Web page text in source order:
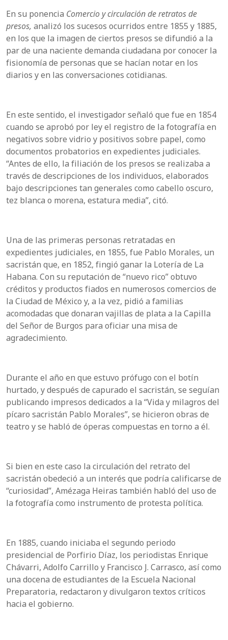
En su ponencia Comercio y circulación de retratos de
presos, analizó los sucesos ocurridos entre 1855 y 1885,
en los que la imagen de ciertos presos se difundió a la
par de una naciente demanda ciudadana por conocer la
fisionomía de personas que se hacían notar en los
diarios y en las conversaciones cotidianas.
En este sentido, el investigador señaló que fue en 1854
cuando se aprobó por ley el registro de la fotografía en
negativos sobre vidrio y positivos sobre papel, como
documentos probatorios en expedientes judiciales.
“Antes de ello, la filiación de los presos se realizaba a
través de descripciones de los individuos, elaborados
bajo descripciones tan generales como cabello oscuro,
tez blanca o morena, estatura media”, citó.
Una de las primeras personas retratadas en
expedientes judiciales, en 1855, fue Pablo Morales, un
sacristán que, en 1852, fingió ganar la Lotería de La
Habana. Con su reputación de “nuevo rico” obtuvo
créditos y productos fiados en numerosos comercios de
la Ciudad de México y, a la vez, pidió a familias
acomodadas que donaran vajillas de plata a la Capilla
del Señor de Burgos para oficiar una misa de
agradecimiento.
Durante el año en que estuvo prófugo con el botín
hurtado, y después de capurado el sacristán, se seguían
publicando impresos dedicados a la “Vida y milagros del
pícaro sacristán Pablo Morales”, se hicieron obras de
teatro y se habló de óperas compuestas en torno a él.
Si bien en este caso la circulación del retrato del
sacristán obedeció a un interés que podría calificarse de
“curiosidad”, Amézaga Heiras también habló del uso de
la fotografía como instrumento de protesta política.
En 1885, cuando iniciaba el segundo periodo
presidencial de Porfirio Díaz, los periodistas Enrique
Chávarri, Adolfo Carrillo y Francisco J. Carrasco, así como
una docena de estudiantes de la Escuela Nacional
Preparatoria, redactaron y divulgaron textos críticos
hacia el gobierno.